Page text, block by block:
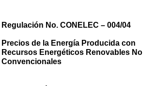
Regulación No. CONELEC – 004/04
Precios de la Energía Producida con
Recursos Energéticos Renovables No
Convencionales